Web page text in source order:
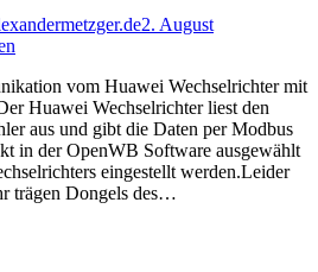
2. August
vom Huawei Wechselrichter mit
Huawei Wechselrichter liest den
aus und gibt die Daten per Modbus
in der OpenWB Software ausgewählt
eingestellt werden.Leider
trägen Dongels des…